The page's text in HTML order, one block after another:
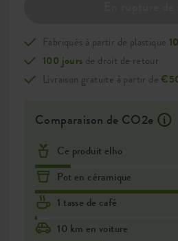
Fabriqués à partir de plastique
100 jours de droit de retour
Livraison gratuite à partir de
Comparaison de CO2e
Ce produit elho
Pot en céramique
1 tasse de café
10 km en voiture